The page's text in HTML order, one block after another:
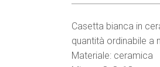
Casetta bianca in
quantità ordinabile a
Materiale: ceramica